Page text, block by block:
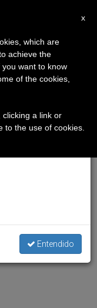
×
la pausa
de verano
también el
Entendido
x
which are
achieve the
want to know
of the cookies,
clicking a link or
to the use of cookies.